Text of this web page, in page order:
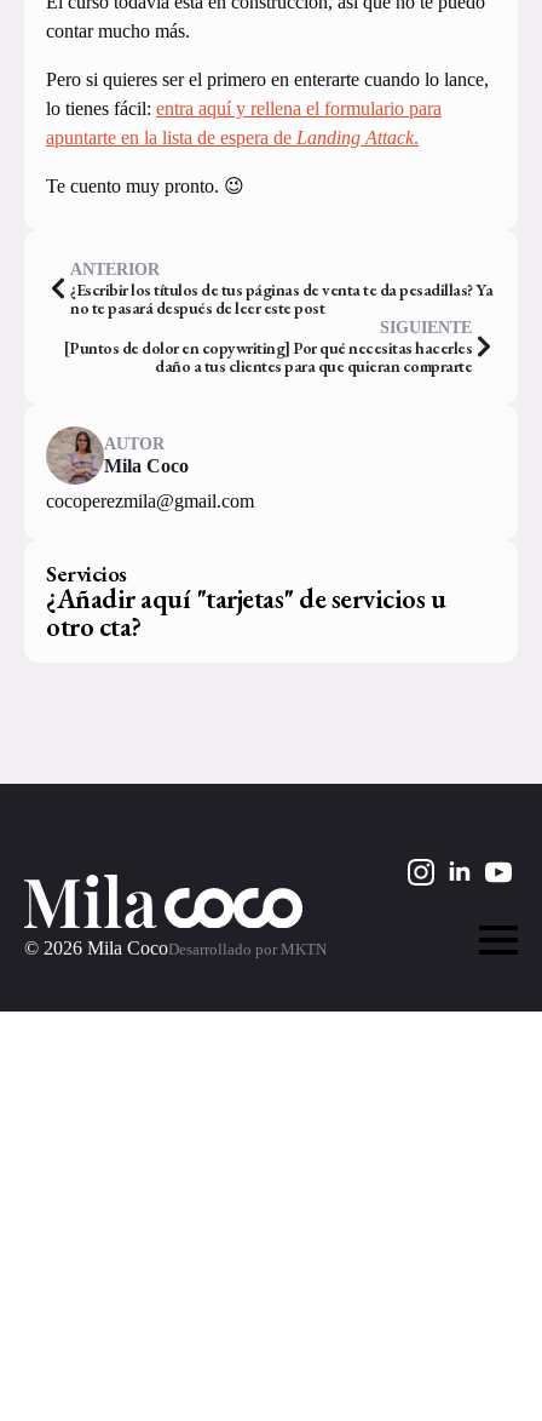
contar mucho más.
Pero si quieres ser el primero en enterarte cuando lo lance,
lo tienes fácil: entra aquí y rellena el formulario para
apuntarte en la lista de espera de Landing Attack.
Te cuento muy pronto. 😉
ANTERIOR
¿Escribir los títulos de tus páginas de venta te da pesadillas? Ya
no te pasará después de leer este post
SIGUIENTE
[Puntos de dolor en copywriting] Por qué necesitas hacerles
daño a tus clientes para que quieran comprarte
AUTOR
Mila Coco
cocoperezmila@gmail.com
Servicios
¿Añadir aquí "tarjetas" de servicios u
otro cta?
© 2026 Mila CocoDesarrollado por MKTN